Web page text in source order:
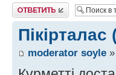
Ответить
moderator soyle